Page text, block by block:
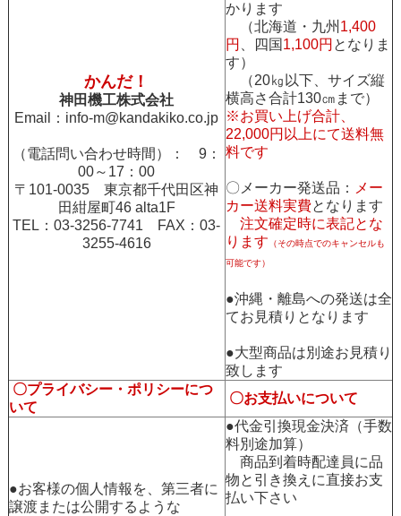
かんだ！
神田機工株式会社
Email： info-m@kandakiko.co.jp
（電話問い合わせ時間）： 9：
00～17：00
〒101-0035 東京都千代田区神
田紺屋町46 alta1F
TEL：03-3256-7741 FAX：03-
3255-4616
かります
（北海道・九州 1,400
円 、四国 1,100円 となりま
す）
（20㎏以下、サイズ縦
横高さ合計130㎝まで）
※お買い上げ合計、
22,000円以上にて送料無
料です
〇メーカー発送品： メー
カー送料実費となります
注文確定時に表記とな
ります （その時点でのキャンセルも
可能です）
●沖縄・離島への発送は全
てお見積りとなります
●大型商品は別途お見積り
致します
〇プライバシー・ポリシーにつ
いて
〇お支払いについて
●お客様の個人情報を、第三者に
譲渡または公開するような
●代金引換現金決済（手数
料別途加算）
商品到着時配達員に品
物と引き換えに直接お支
払い下さい